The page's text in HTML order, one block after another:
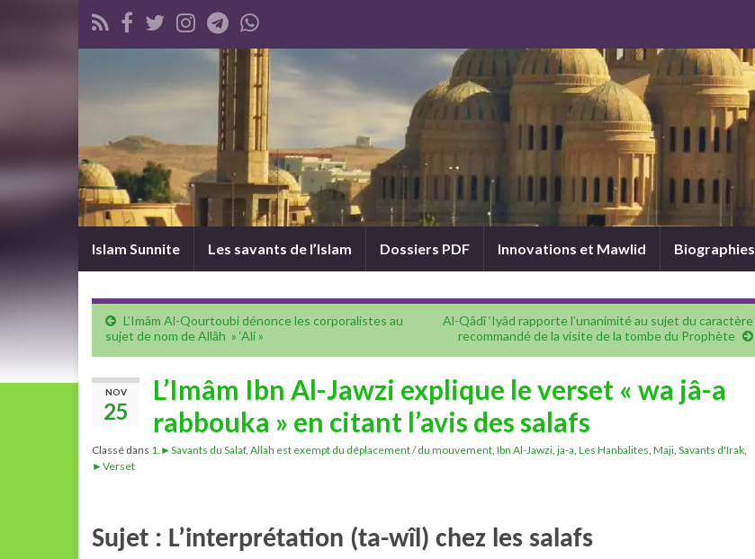
Islam Sunnite Les savants de l’Islam Dossiers PDF Innovations et Mawlid Biographies
L’Imâm Al-Qourtoubi dénonce les corporalistes au
sujet de nom de Allâh » ‘Ali »
Al-Qâdî ‘Iyâd rapporte l’unanimité au sujet du caractère
recommandé de la visite de la tombe du Prophète
NOV
25
L’Imâm Ibn Al-Jawzi explique le verset « wa jâ-a
rabbouka » en citant l’avis des salafs
Classé dans 1.►Savants du Salaf, Allah est exempt du déplacement / du mouvement, Ibn Al-Jawzi, ja-a, Les Hanbalites, Maji, Savants d'Irak,
►Verset
Sujet : L’interprétation (ta-wîl) chez les salafs